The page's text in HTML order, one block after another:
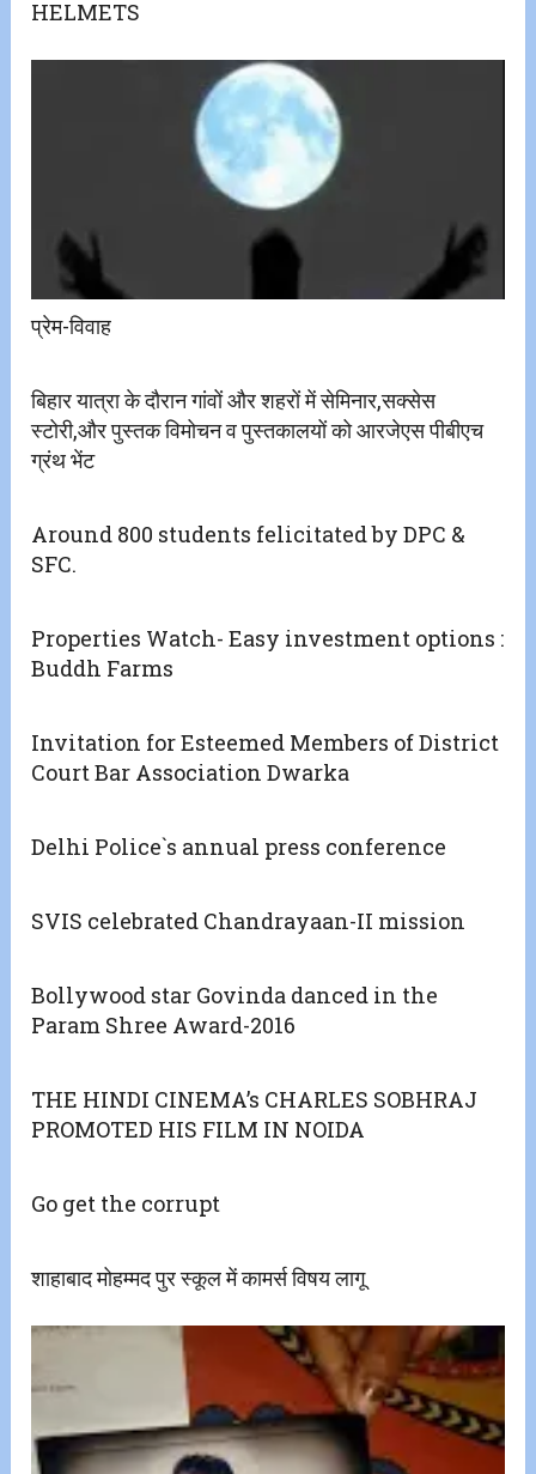
HELMETS
प्रेम-विवाह
बिहार यात्रा के दौरान गांवों और शहरों में सेमिनार,सक्सेस
स्टोरी‌,और पुस्तक विमोचन व पुस्तकालयों को आरजेएस पीबीएच
ग्रंथ भेंट
Around 800 students felicitated by DPC &
SFC.
Properties Watch- Easy investment options :
Buddh Farms
Invitation for Esteemed Members of District
Court Bar Association Dwarka
Delhi Police`s annual press conference
SVIS celebrated Chandrayaan-II mission
Bollywood star Govinda danced in the
Param Shree Award-2016
THE HINDI CINEMA’s CHARLES SOBHRAJ
PROMOTED HIS FILM IN NOIDA
Go get the corrupt
शाहाबाद मोहम्मद पुर स्कूल में कामर्स विषय लागू